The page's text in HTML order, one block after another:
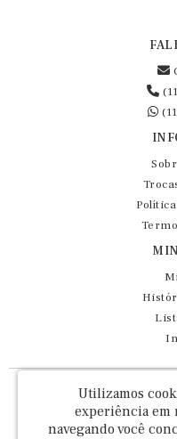
Fernando Maluhy Cia
Rua Dr Euclydes da Cunha,
Utilizamos
experiência em
navegando você